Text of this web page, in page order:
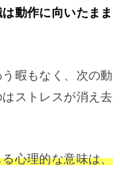
動作に向いたまま
暇もなく、次の動
ストレスが消え去
心理的な意味は、